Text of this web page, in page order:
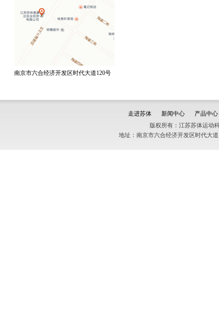
南京市六合经济开发区时代大道120号
走进苏体 新闻中心
产品中心
版权所有：江苏苏体运动
地址：南京市六合经济开发区时代大道